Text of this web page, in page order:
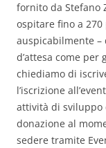
fornito da Stefano
ospitare fino a
auspicabilmente
d’attesa come per
chiediamo di
l’iscrizione
attività di sviluppo
donazione al
sedere tramite